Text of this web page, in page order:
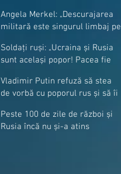
Angela Merkel: „Descurajarea
militară este singurul limbaj pe
Soldați ruși: „Ucraina și Rusia
sunt același popor! Pacea fie
Vladimir Putin refuză să stea
de vorbă cu poporul rus și să îi
Peste 100 de zile de război și
Rusia încă nu și-a atins